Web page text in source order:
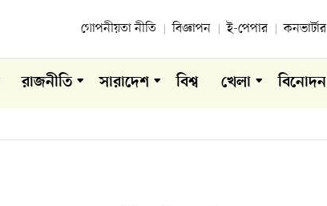
গোপনীয়তা নীতি বিজ্ঞাপন ই-পেপার কনভার্টার
রাজনীতি সারাদেশ বিশ্ব খেলা বিনোদন